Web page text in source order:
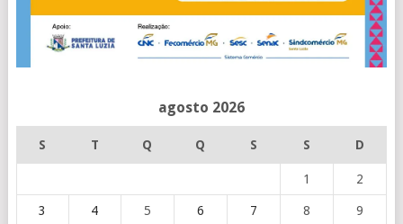
agosto 2026
S T Q Q S S D
1 2
3 4 5 6 7 8 9